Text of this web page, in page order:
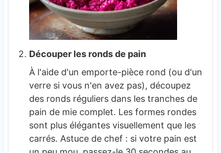
Découper les ronds de pain
À l'aide d'un emporte-pièce rond (ou d'un
verre si vous n'en avez pas), découpez
des ronds réguliers dans les tranches de
pain de mie complet. Les formes rondes
sont plus élégantes visuellement que les
carrés. Astuce de chef : si votre pain est